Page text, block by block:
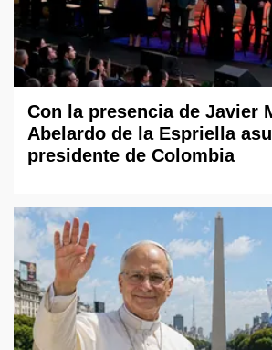
Con la presencia de Javier
Abelardo de la Espriella
presidente de Colombia